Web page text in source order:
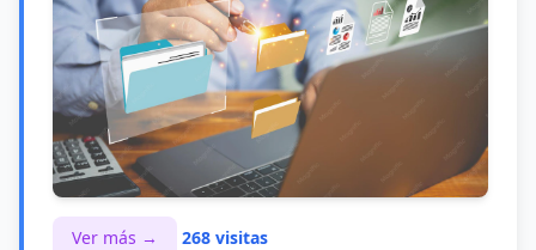
Ver más →
268 visitas